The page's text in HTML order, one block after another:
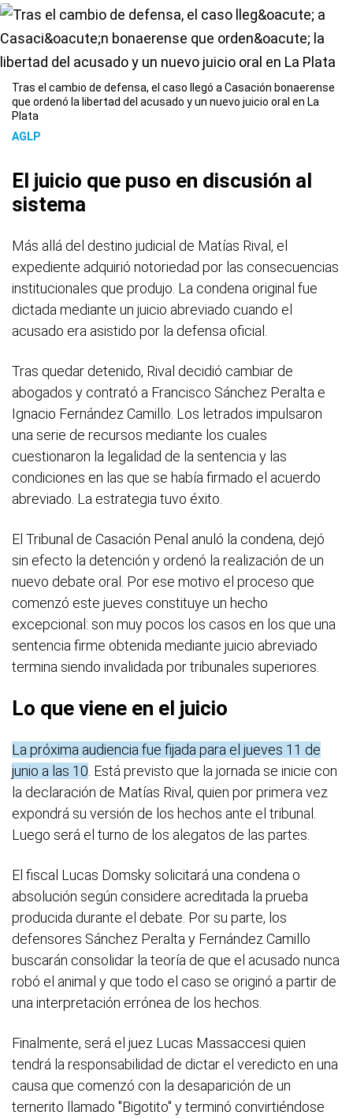
Tras el cambio de defensa, el caso llegó a Casación bonaerense
que ordenó la libertad del acusado y un nuevo juicio oral en La
Plata
AGLP
El juicio que puso en discusión al
sistema
Más allá del destino judicial de Matías Rival, el
expediente adquirió notoriedad por las consecuencias
institucionales que produjo. La condena original fue
dictada mediante un juicio abreviado cuando el
acusado era asistido por la defensa oficial.
Tras quedar detenido, Rival decidió cambiar de
abogados y contrató a Francisco Sánchez Peralta e
Ignacio Fernández Camillo. Los letrados impulsaron
una serie de recursos mediante los cuales
cuestionaron la legalidad de la sentencia y las
condiciones en las que se había firmado el acuerdo
abreviado. La estrategia tuvo éxito.
El Tribunal de Casación Penal anuló la condena, dejó
sin efecto la detención y ordenó la realización de un
nuevo debate oral. Por ese motivo el proceso que
comenzó este jueves constituye un hecho
excepcional: son muy pocos los casos en los que una
sentencia firme obtenida mediante juicio abreviado
termina siendo invalidada por tribunales superiores.
Lo que viene en el juicio
La próxima audiencia fue fijada para el jueves 11 de
junio a las 10 . Está previsto que la jornada se inicie con
la declaración de Matías Rival, quien por primera vez
expondrá su versión de los hechos ante el tribunal.
Luego será el turno de los alegatos de las partes.
El fiscal Lucas Domsky solicitará una condena o
absolución según considere acreditada la prueba
producida durante el debate. Por su parte, los
defensores Sánchez Peralta y Fernández Camillo
buscarán consolidar la teoría de que el acusado nunca
robó el animal y que todo el caso se originó a partir de
una interpretación errónea de los hechos.
Finalmente, será el juez Lucas Massaccesi quien
tendrá la responsabilidad de dictar el veredicto en una
causa que comenzó con la desaparición de un
ternerito llamado "Bigotito" y terminó convirtiéndose